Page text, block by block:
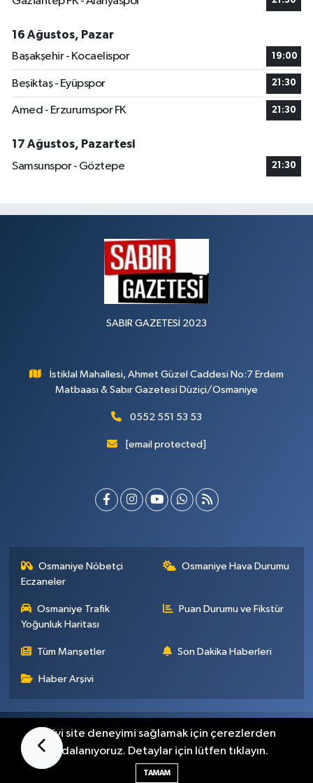
16 Ağustos, Pazar
Başakşehir - Kocaelispor
19:00
Beşiktaş - Eyüpspor 21:30
Amed - Erzurumspor FK 21:30
17 Ağustos, Pazartesi
Samsunspor - Göztepe
21:30
SABIR GAZETESİ 2023
İstiklal Mahallesi, Ahmet Güzel Caddesi No:7 Erdem
Matbaası & Sabır Gazetesi Düziçi/Osmaniye
0552 551 53 53
[email protected]
Osmaniye Nöbetçi
Eczaneler
Osmaniye Hava Durumu
Osmaniye Trafik
Yoğunluk Haritası
Puan Durumu ve Fikstür
Tüm Manşetler Son Dakika Haberleri
Haber Arşivi
Künye İletişim Gizlilik Sözleşmesi
Haber Yazılımı:
En iyi site deneyimi sağlamak için çerezlerden
faydalanıyoruz. Detaylar için lütfen tıklayın.
TAMAM